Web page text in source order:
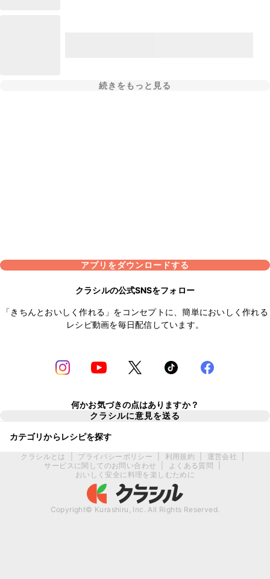
続きをもっと見る
アプリをダウンロードする
クラシルの公式SNSをフォロー
「きちんとおいしく作れる」をコンセプトに、簡単においしく作れる
レシピ動画を毎日配信しています。
何かお気づきの点はありますか？
クラシルに意見を送る
カテゴリからレシピを探す
クラシルとは プライバシーポリシー 利用規約 運営会社
サービスに関してのお問い合わせ
よくある質問
おいしく安全に料理を楽しむために
Copyright© Kurashiru, Inc. All Rights Reserved.